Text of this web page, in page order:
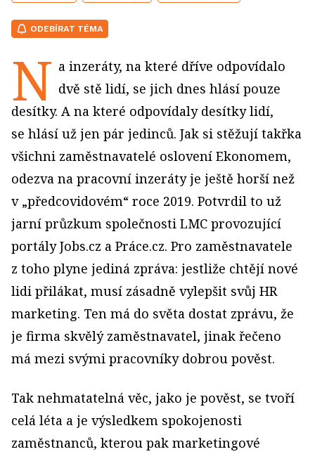
ODEBÍRAT TÉMA
N a inzeráty, na které dříve odpovídalo
dvě stě lidí, se jich dnes hlásí pouze
desítky. A na které odpovídaly desítky lidí,
se hlásí už jen pár jedinců. Jak si stěžují takřka
všichni zaměstnavatelé oslovení Ekonomem,
odezva na pracovní inzeráty je ještě horší než
v „předcovidovém“ roce 2019. Potvrdil to už
jarní průzkum společnosti LMC provozující
portály Jobs.cz a Práce.cz. Pro zaměstnavatele
z toho plyne jediná zpráva: jestliže chtějí nové
lidi přilákat, musí zásadně vylepšit svůj HR
marketing. Ten má do světa dostat zprávu, že
je firma skvělý zaměstnavatel, jinak řečeno
má mezi svými pracovníky dobrou pověst.
Tak nehmatatelná věc, jako je pověst, se tvoří
celá léta a je výsledkem spokojenosti
zaměstnanců, kterou pak marketingové